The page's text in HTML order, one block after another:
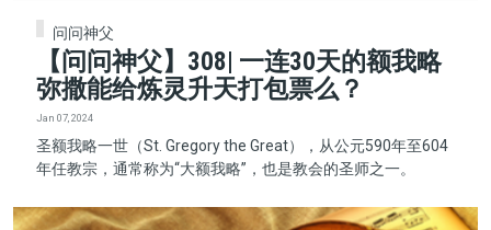
问问神父
【问问神父】308| 一连30天的额我略
弥撒能给炼灵升天打包票么？
Jan 07, 2024
圣额我略一世（St. Gregory the Great），从公元590年至604
年任教宗，通常称为“大额我略”，也是教会的圣师之一。